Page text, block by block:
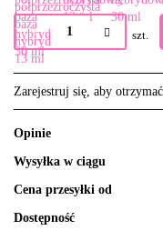
szt.
Zarejestruj się, aby
Opinie
Wysyłka w ciągu
Cena przesyłki od
Dostępność